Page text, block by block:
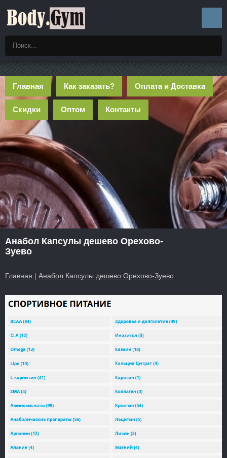
Главная Как заказать? Оплата и Доставка
Скидки Оптом Контакты
Анабол Капсулы дешево Орехово-
Зуево
Главная | Анабол Капсулы дешево Орехово-Зуево